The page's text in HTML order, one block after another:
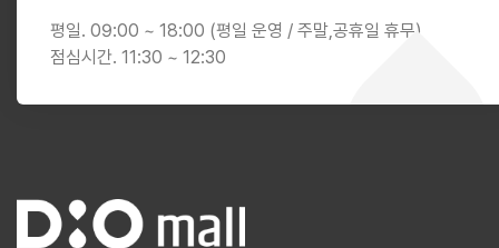
평일. 09:00 ~ 18:00 (평일 운영 / 주말,공휴일 휴무)
점심시간. 11:30 ~ 12:30